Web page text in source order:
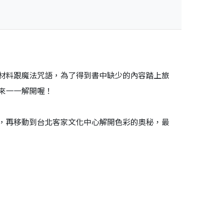
跟魔法咒語，為了得到書中缺少的內容踏上旅
一解開喔！
移動到台北客家文化中心解開色彩的奧秘，最